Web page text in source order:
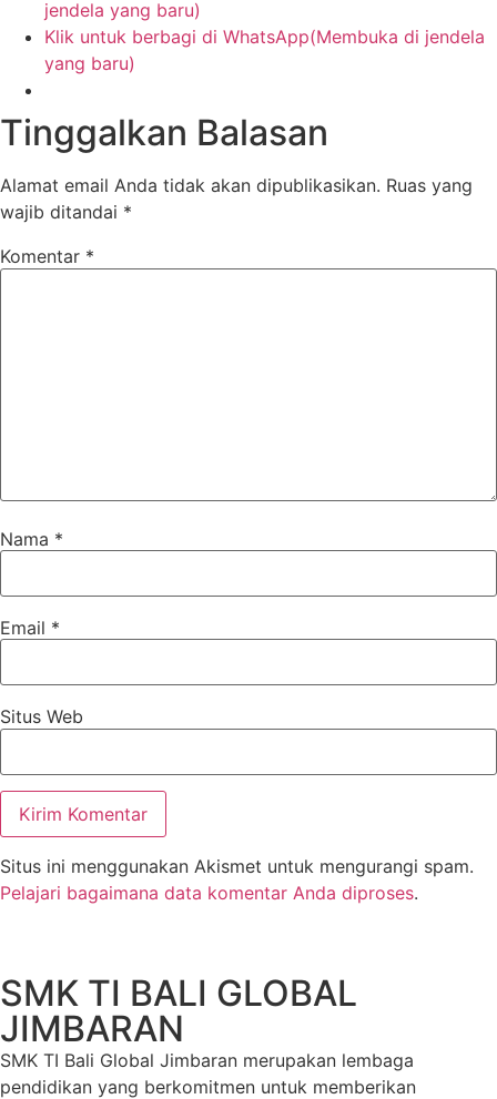
jendela yang baru)
Klik untuk berbagi di WhatsApp(Membuka di jendela
yang baru)
Tinggalkan Balasan
Alamat email Anda tidak akan dipublikasikan. Ruas yang
wajib ditandai *
Komentar *
Nama *
Email *
Situs Web
Situs ini menggunakan Akismet untuk mengurangi spam.
Pelajari bagaimana data komentar Anda diproses.
SMK TI BALI GLOBAL
JIMBARAN
SMK TI Bali Global Jimbaran merupakan lembaga
pendidikan yang berkomitmen untuk memberikan